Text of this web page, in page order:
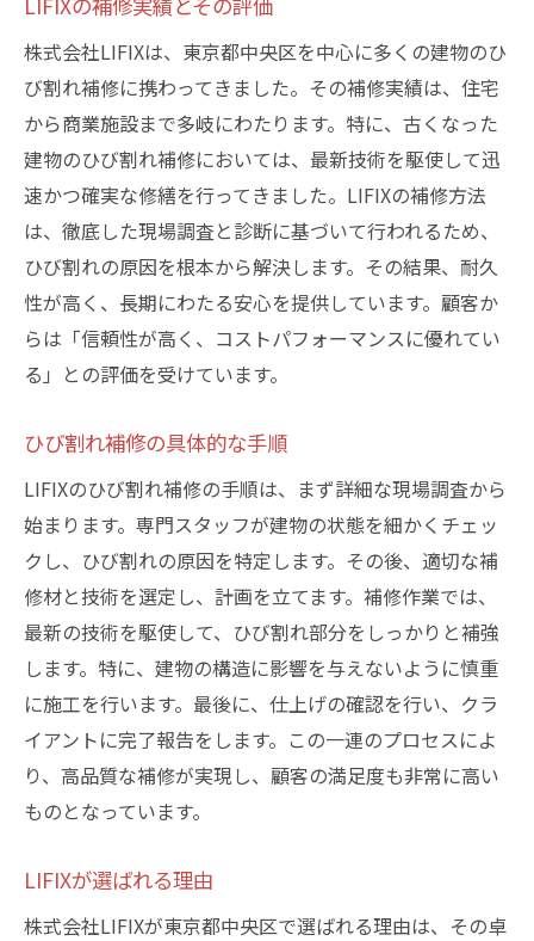
株式会社LIFIXは、東京都中央区を中心に多くの建物のひ
び割れ補修に携わってきました。その補修実績は、住宅
から商業施設まで多岐にわたります。特に、古くなった
建物のひび割れ補修においては、最新技術を駆使して迅
速かつ確実な修繕を行ってきました。LIFIXの補修方法
は、徹底した現場調査と診断に基づいて行われるため、
ひび割れの原因を根本から解決します。その結果、耐久
性が高く、長期にわたる安心を提供しています。顧客か
らは「信頼性が高く、コストパフォーマンスに優れてい
る」との評価を受けています。
ひび割れ補修の具体的な手順
LIFIXのひび割れ補修の手順は、まず詳細な現場調査から
始まります。専門スタッフが建物の状態を細かくチェッ
クし、ひび割れの原因を特定します。その後、適切な補
修材と技術を選定し、計画を立てます。補修作業では、
最新の技術を駆使して、ひび割れ部分をしっかりと補強
します。特に、建物の構造に影響を与えないように慎重
に施工を行います。最後に、仕上げの確認を行い、クラ
イアントに完了報告をします。この一連のプロセスによ
り、高品質な補修が実現し、顧客の満足度も非常に高い
ものとなっています。
LIFIXが選ばれる理由
株式会社LIFIXが東京都中央区で選ばれる理由は、その卓